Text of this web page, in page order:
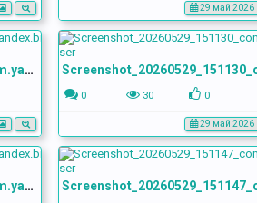
29 май 2026
Screenshot_20260529_151125_com.yandex.browser
0 30 0
29 май 2026
Screenshot_20260529_151145_com.yandex.browser